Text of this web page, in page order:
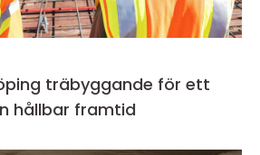
för ett
hållbar framtid